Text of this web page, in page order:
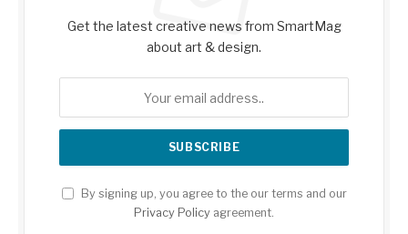
Get the latest creative news from SmartMag
about art & design.
By signing up, you agree to the our terms and our
Privacy Policy agreement.